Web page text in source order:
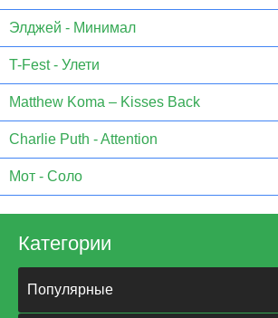
Элджей - Минимал
T-Fest - Улети
Matthew Koma – Kisses Back
Charlie Puth - Attention
Мот - Соло
Категории
Популярные